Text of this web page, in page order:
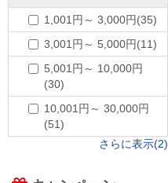
1,001円～ 3,000円(35)
3,001円～ 5,000円(11)
5,001円～ 10,000円
(30)
10,001円～ 30,000円
(51)
さらに表示(2)